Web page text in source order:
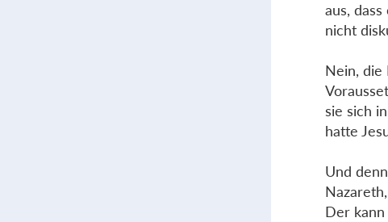
aus,
nicht
Nein, die
sie sich
hatte
Und
Der